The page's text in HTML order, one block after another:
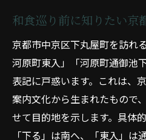
和食巡り前に知りたい京
京都市中京区下丸屋町を訪れ
河原町東入」「河原町通御池
表記に戸惑います。これは、
案内文化から生まれたもので
せて目的地を示します。具体
「下る」は南へ、「東入」は